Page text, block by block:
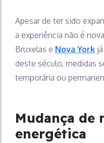
Apesar de ter sido
a experiência não é
Bruxelas e Nova York
deste século, medidas
temporária ou
Mudança de
energética